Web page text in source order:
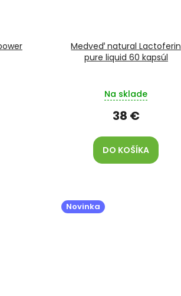
Medveď natural Lactoferin
pure liquid 60 kapsúl
Na sklade
38 €
DO KOŠÍKA
Novinka